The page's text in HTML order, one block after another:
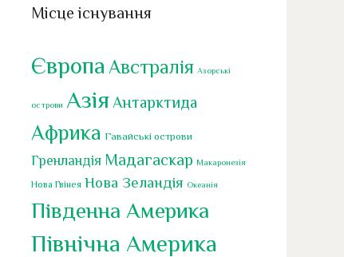
Місце існування
Європа Австралія Азорські
острови Азія Антарктида
Африка Гавайські острови
Гренландія Мадагаскар Макаронезія
Нова Гвінея Нова Зеландія Океанія
Південна Америка
Північна Америка